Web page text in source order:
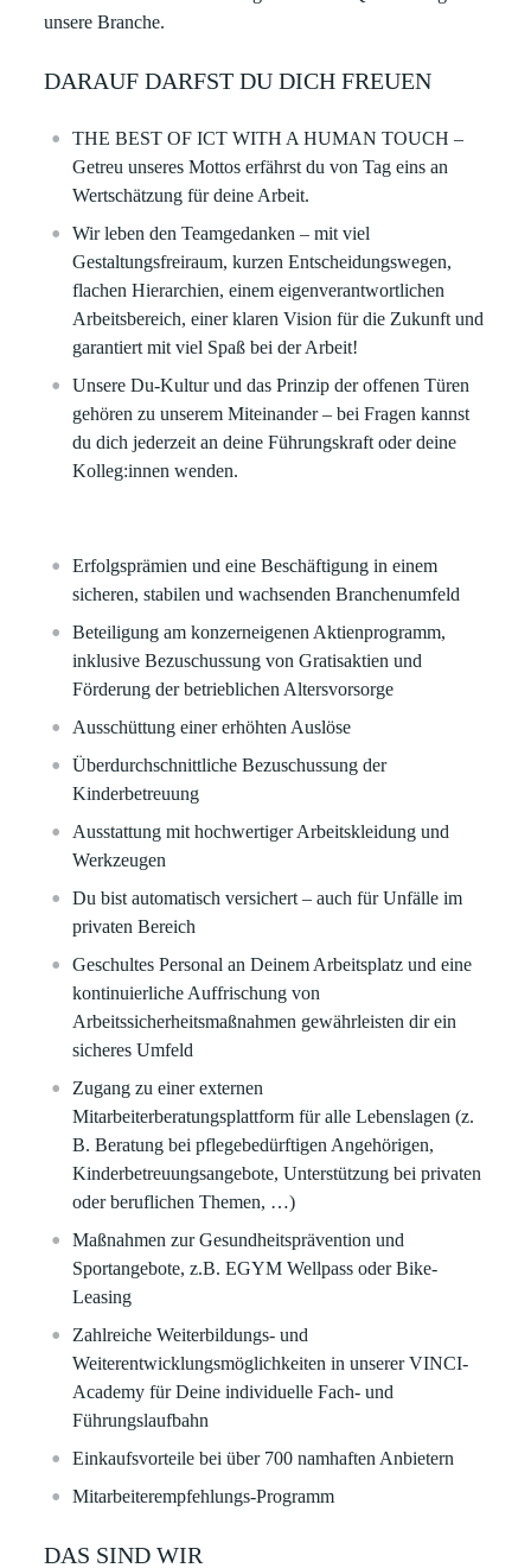
unsere Branche.
DARAUF DARFST DU DICH FREUEN
THE BEST OF ICT WITH A HUMAN TOUCH –
Getreu unseres Mottos erfährst du von Tag eins an
Wertschätzung für deine Arbeit. ​
Wir leben den Teamgedanken – mit viel
Gestaltungsfreiraum, kurzen Entscheidungswegen,
flachen Hierarchien, einem eigenverantwortlichen
Arbeitsbereich, einer klaren Vision für die Zukunft und
garantiert mit viel Spaß bei der Arbeit!​
Unsere Du-Kultur und das Prinzip der offenen Türen
gehören zu unserem Miteinander – bei Fragen kannst
du dich jederzeit an deine Führungskraft oder deine
Kolleg:innen wenden.
Erfolgsprämien und eine Beschäftigung in einem
sicheren, stabilen und wachsenden Branchenumfeld​
Beteiligung am konzerneigenen Aktienprogramm,
inklusive Bezuschussung von Gratisaktien und
Förderung der betrieblichen Altersvorsorge​
Ausschüttung einer erhöhten Auslöse
Überdurchschnittliche Bezuschussung der
Kinderbetreuung​
Ausstattung mit hochwertiger Arbeitskleidung und
Werkzeugen​
Du bist automatisch versichert – auch für Unfälle im
privaten Bereich
Geschultes Personal an Deinem Arbeitsplatz und eine
kontinuierliche Auffrischung von
Arbeitssicherheitsmaßnahmen gewährleisten dir ein
sicheres Umfeld​
Zugang zu einer externen
Mitarbeiterberatungsplattform für alle Lebenslagen (z.
B. Beratung bei pflegebedürftigen Angehörigen,
Kinderbetreuungsangebote, Unterstützung bei privaten
oder beruflichen Themen, …)
Maßnahmen zur Gesundheitsprävention und
Sportangebote, z.B. EGYM Wellpass oder Bike-
Leasing​
Zahlreiche Weiterbildungs- und
Weiterentwicklungsmöglichkeiten in unserer VINCI-
Academy für Deine individuelle Fach- und
Führungslaufbahn​​
Einkaufsvorteile bei über 700 namhaften Anbietern​​
Mitarbeiterempfehlungs-Programm ​
DAS SIND WIR